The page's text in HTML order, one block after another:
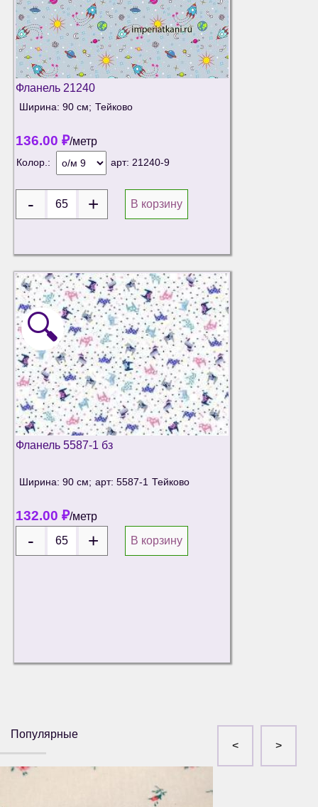
Фланель 21240
Ширина: 90 см; Тейково
136.00 ₽/метр
Колор.: арт: 21240-9
В корзину
🔍
Фланель 5587-1 бз
Ширина: 90 см; арт: 5587-1 Тейково
132.00 ₽/метр
В корзину
Популярные